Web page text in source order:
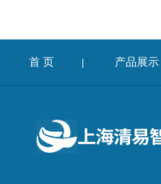
首 页 | 产品展示